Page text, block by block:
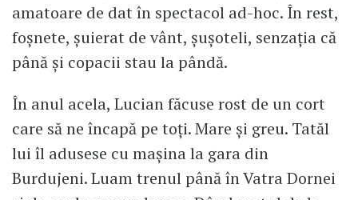
amatoare de dat în spectacol ad-hoc. În rest,
foșnete, șuierat de vânt, șușoteli, senzația că
până și copacii stau la pândă.
În anul acela, Lucian făcuse rost de un cort
care să ne încapă pe toți. Mare și greu. Tatăl
lui îl adusese cu mașina la gara din
Burdujeni. Luam trenul până în Vatra Dornei